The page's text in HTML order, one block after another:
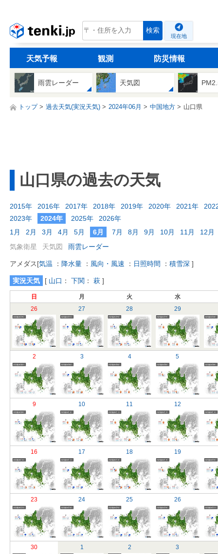
tenki.jp 検索
現在地
天気予報 観測 防災情報
雨雲レーダー 天気図
トップ 過去天気(実況天気) 2024年06月 中国地方 山口県
山口県の過去の天気
2015年 2016年 2017年 2018年 2019年 2020年 2021年
2023年
2024年 2025年
2026年
1月
2月 3月 4月 5月 6月 7月 8月 9月 10月 11月
12月
気象衛星
天気図 雨雲レーダー
アメダス[気温 ： 降水量 ： 風向・風速 ： 日照時間 ： 積雪深 ]
実況天気 [ 山口 ： 下関 ： 萩 ]
日 月 火
水
26
27 28 29
2 3 4 5
9 10 11 12
16 17 18 19
23 24 25 26
30 1 2 3